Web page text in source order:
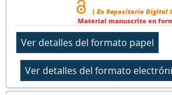
| En Repositorio Digital
Material manuscrito en